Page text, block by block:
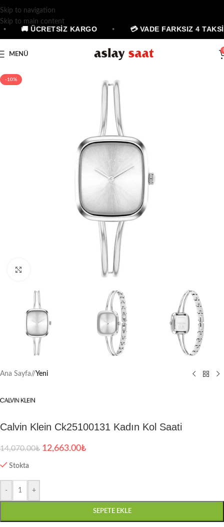
Skip to navigation
Skip to main content
🚚 ÜCRETSİZ KARGO 💳 VADE FARKSIZ 4
MENÜ
-10%
Ana Sayfa/ Yeni
Calvin Klein Ck25100131 Kadın Kol Saati
14,070.00₺ 12,663.00₺
Stokta
- +
SEPETE EKLE